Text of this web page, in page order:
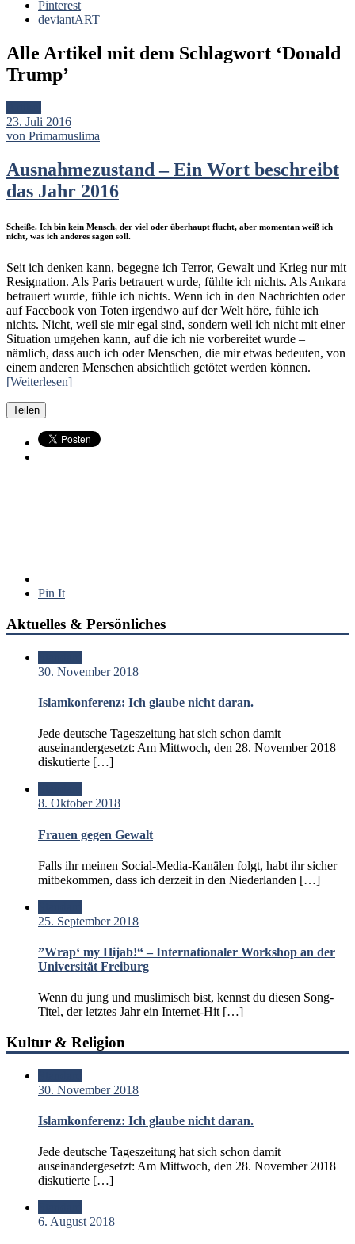
Pinterest
deviantART
Alle Artikel mit dem Schlagwort ‘Donald
Trump’
23. Juli 2016
von Primamuslima
Ausnahmezustand – Ein Wort beschreibt
das Jahr 2016
Scheiße. Ich bin kein Mensch, der viel oder überhaupt flucht, aber momentan weiß ich
nicht, was ich anderes sagen soll.
Seit ich denken kann, begegne ich Terror, Gewalt und Krieg nur mit
Resignation. Als Paris betrauert wurde, fühlte ich nichts. Als Ankara
betrauert wurde, fühle ich nichts. Wenn ich in den Nachrichten oder
auf Facebook von Toten irgendwo auf der Welt höre, fühle ich
nichts. Nicht, weil sie mir egal sind, sondern weil ich nicht mit einer
Situation umgehen kann, auf die ich nie vorbereitet wurde –
nämlich, dass auch ich oder Menschen, die mir etwas bedeuten, von
einem anderen Menschen absichtlich getötet werden können.
[Weiterlesen]
Teilen
Pin It
Aktuelles & Persönliches
30. November 2018
Islamkonferenz: Ich glaube nicht daran.
Jede deutsche Tageszeitung hat sich schon damit
auseinandergesetzt: Am Mittwoch, den 28. November 2018
diskutierte […]
8. Oktober 2018
Frauen gegen Gewalt
Falls ihr meinen Social-Media-Kanälen folgt, habt ihr sicher
mitbekommen, dass ich derzeit in den Niederlanden […]
25. September 2018
”Wrap‘ my Hijab!“ – Internationaler Workshop an der
Universität Freiburg
Wenn du jung und muslimisch bist, kennst du diesen Song-
Titel, der letztes Jahr ein Internet-Hit […]
Kultur & Religion
30. November 2018
Islamkonferenz: Ich glaube nicht daran.
Jede deutsche Tageszeitung hat sich schon damit
auseinandergesetzt: Am Mittwoch, den 28. November 2018
diskutierte […]
6. August 2018